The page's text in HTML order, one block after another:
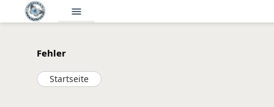
menu
Fehler
Startseite